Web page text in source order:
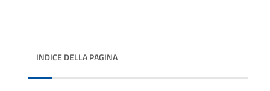
INDICE DELLA PAGINA